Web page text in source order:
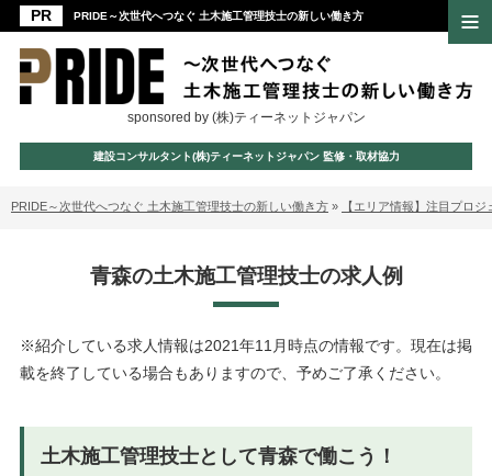
PRIDE～次世代へつなぐ 土木施工管理技士の新しい働き方
sponsored by (株)ティーネットジャパン
建設コンサルタント(株)ティーネットジャパン 監修・取材協力
PRIDE～次世代へつなぐ 土木施工管理技士の新しい働き方 » 【エリア情報】注目プロ
青森の土木施工管理技士の求人例
※紹介している求人情報は2021年11月時点の情報です。現在は掲
載を終了している場合もありますので、予めご了承ください。
土木施工管理技士として青森で働こう！